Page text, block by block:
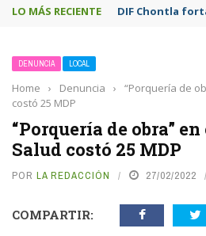
LO MÁS RECIENTE Motociclista
DENUNCIA LOCAL
Home › Denuncia ›
“Porquería de
costó 25 MDP
“Porquería de obra”
Salud costó 25 MDP
POR LA REDACCIÓN 27/02/2022
COMPARTIR: